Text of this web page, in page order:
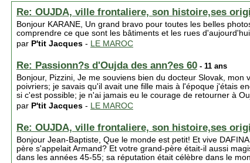
Re: OUJDA, ville frontaliere, son histoire,ses
Bonjour KARANE, Un grand bravo pour toutes les belles
comprendre ce que sont les bâtiments et les rues
par P'tit Jacques - LE MAROC
Re: Passionn?s d'Oujda des ann?es 60 - 11 ans
Bonjour, Pizzini, Je me souviens bien du docteur Slovak,
poivriers; je savais qu'il avait une fille mais à l'époque j'étais
si c'est possible; je n'ai jamais eu le courage de retourner à
par P'tit Jacques - LE MAROC
Re: OUJDA, ville frontaliere, son histoire,ses
Bonjour Jean-Baptiste, Que le monde est petit! Et vive
père s'appelait Armand? Et votre grand-père était-il aussi
dans les années 45-55; sa réputation était célèbre dans le